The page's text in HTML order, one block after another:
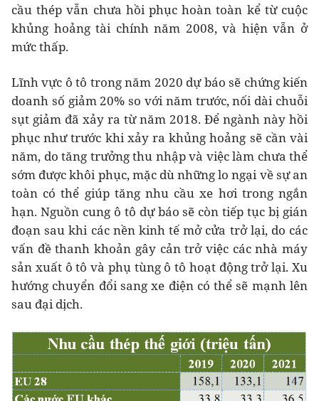
cầu thép vẫn chưa hồi phục hoàn toàn kể từ cuộc
khủng hoảng tài chính năm 2008, và hiện vẫn ở
mức thấp.
Lĩnh vực ô tô trong năm 2020 dự báo sẽ chứng kiến
doanh số giảm 20% so với năm trước, nối dài chuỗi
sụt giảm đã xảy ra từ năm 2018. Để ngành này hồi
phục như trước khi xảy ra khủng hoảng sẽ cần vài
năm, do tăng trưởng thu nhập và việc làm chưa thể
sớm được khôi phục, mặc dù những lo ngại về sự an
toàn có thể giúp tăng nhu cầu xe hơi trong ngắn
hạn. Nguồn cung ô tô dự báo sẽ còn tiếp tục bị gián
đoạn sau khi các nền kinh tế mở cửa trở lại, do các
vấn đề thanh khoản gây cản trở việc các nhà máy
sản xuất ô tô và phụ tùng ô tô hoạt động trở lại. Xu
hướng chuyển đổi sang xe điện có thể sẽ mạnh lên
sau đại dịch.